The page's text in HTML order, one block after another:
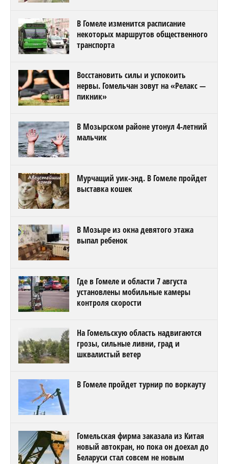
В Гомеле изменится расписание
некоторых маршрутов общественного
транспорта
Восстановить силы и успокоить
нервы. Гомельчан зовут на «Релакс —
пикник»
В Мозырском районе утонул 4-летний
мальчик
Мурчащий уик-энд. В Гомеле пройдет
выставка кошек
В Мозыре из окна девятого этажа
выпал ребенок
Где в Гомеле и области 7 августа
установлены мобильные камеры
контроля скорости
На Гомельскую область надвигаются
грозы, сильные ливни, град и
шквалистый ветер
В Гомеле пройдет турнир по воркауту
Гомельская фирма заказала из Китая
новый автокран, но пока он доехал до
Беларуси стал совсем не новым